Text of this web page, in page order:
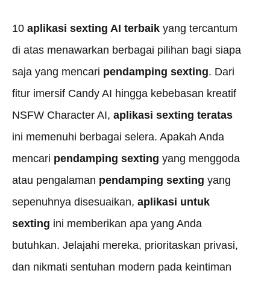
10 aplikasi sexting AI terbaik yang tercantum
di atas menawarkan berbagai pilihan bagi siapa
saja yang mencari pendamping sexting. Dari
fitur imersif Candy AI hingga kebebasan kreatif
NSFW Character AI, aplikasi sexting teratas
ini memenuhi berbagai selera. Apakah Anda
mencari pendamping sexting yang menggoda
atau pengalaman pendamping sexting yang
sepenuhnya disesuaikan, aplikasi untuk
sexting ini memberikan apa yang Anda
butuhkan. Jelajahi mereka, prioritaskan privasi,
dan nikmati sentuhan modern pada keintiman